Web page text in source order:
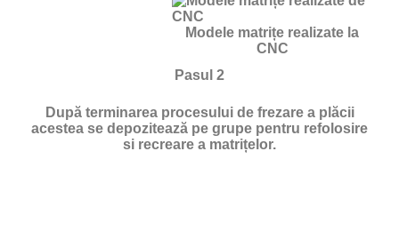
Modele matrițe realizate la
CNC
Pasul 2
După terminarea procesului de frezare a plăcii
acestea se depozitează pe grupe pentru refolosire
si recreare a matrițelor.